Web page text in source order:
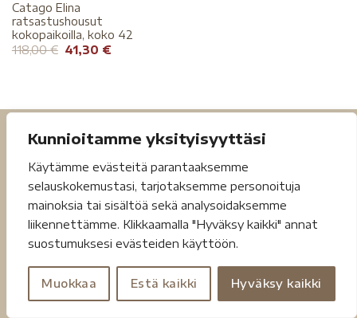
Kunnioitamme yksityisyyttäsi
Käytämme evästeitä parantaaksemme
selauskokemustasi, tarjotaksemme personoituja
mainoksia tai sisältöä sekä analysoidaksemme
liikennettämme. Klikkaamalla "Hyväksy kaikki" annat
suostumuksesi evästeiden käyttöön.
Muokkaa Estä kaikki Hyväksy kaikki
Catago Elina
ratsastushousut
kokopaikoilla, koko 42
118,00€ 41,30 €
Tietosuojaseloste Toimitusehdot
Copyright 2026 ©Jouheva.net